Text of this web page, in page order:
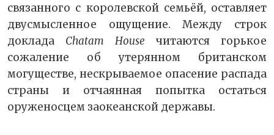
связанного с королевской семьёй, оставляет
двусмысленное ощущение. Между строк
доклада Chatam House читаются горькое
сожаление об утерянном британском
могуществе, нескрываемое опасение распада
страны и отчаянная попытка остаться
оруженосцем заокеанской державы.